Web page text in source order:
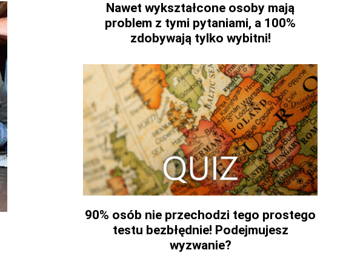
Nawet wykształcone osoby mają
problem z tymi pytaniami, a 100%
zdobywają tylko wybitni!
90% osób nie przechodzi tego prostego
testu bezbłędnie! Podejmujesz
wyzwanie?